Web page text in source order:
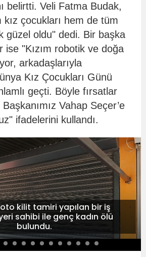
belirtti. Veli Fatma Budak,
çocukları hem de tüm
güzel oldu" dedi. Bir başka
ise "Kızım robotik ve doğa
arkadaşlarıyla
Kız Çocukları Günü
geçti. Böyle fırsatlar
Vahap Seçer’e
ifadelerini kullandı.
kilit tamiri yapılan bir iş
sahibi ile genç kadın ölü
bulundu.